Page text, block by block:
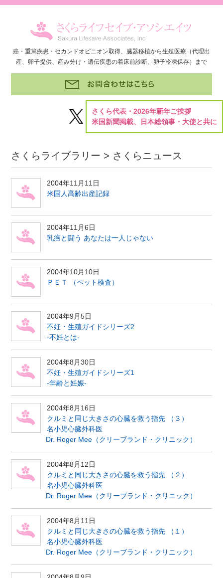
癌・重篤疾患・セカンドオピニオン取得、臓器移植から生殖医療（代理出
産、卵子提供、産み分け・遺伝疾患の着床前診断、卵子冷凍保存）まで
さくら代表・2026年新年ご挨拶
米国新聞掲載、日本総領事・大使と共に
さくらライブラリー > さくらニュース
2004年11月11日
米国人高齢出産記録
2004年11月6日
乳癌と闘う あなたは一人じゃない
2004年10月10日
ＰＥＴ （ペット検査）
2004年9月5日
不妊・生殖ガイドシリーズ2
-不妊とは-
2004年8月30日
不妊・生殖ガイドシリーズ1
-年齢と妊娠-
2004年8月16日
クルミと同じ大きさの心臓を救う指先 （３）
名小児心臓外科医
Dr. Roger Mee（クリーブランド・クリニック）
2004年8月12日
クルミと同じ大きさの心臓を救う指先 （２）
名小児心臓外科医
Dr. Roger Mee（クリーブランド・クリニック）
2004年8月11日
クルミと同じ大きさの心臓を救う指先 （１）
名小児心臓外科医
Dr. Roger Mee（クリーブランド・クリニック）